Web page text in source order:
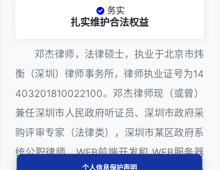
务实
扎实维护合法权益
邓杰律师，法律硕士，执业于北京市炜
衡（深圳）律师事务所，律师执业证号为14
403201810022100。邓杰律师现（或曾）
兼任深圳市人民政府听证员、深圳市政府采
购评审专家（法律类），深圳市某区政府系
统公职律师、WEB前端开发和 WEB服务器
个人信息保护声明